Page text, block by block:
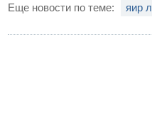
Еще новости по теме: яир